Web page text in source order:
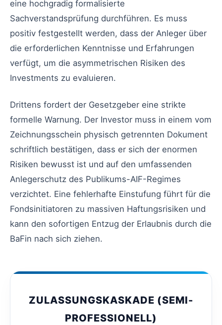
eine hochgradig formalisierte
Sachverstandsprüfung durchführen. Es muss
positiv festgestellt werden, dass der Anleger über
die erforderlichen Kenntnisse und Erfahrungen
verfügt, um die asymmetrischen Risiken des
Investments zu evaluieren.
Drittens fordert der Gesetzgeber eine strikte
formelle Warnung. Der Investor muss in einem vom
Zeichnungsschein physisch getrennten Dokument
schriftlich bestätigen, dass er sich der enormen
Risiken bewusst ist und auf den umfassenden
Anlegerschutz des Publikums-AIF-Regimes
verzichtet. Eine fehlerhafte Einstufung führt für die
Fondsinitiatoren zu massiven Haftungsrisiken und
kann den sofortigen Entzug der Erlaubnis durch die
BaFin nach sich ziehen.
ZULASSUNGSKASKADE (SEMI-
PROFESSIONELL)